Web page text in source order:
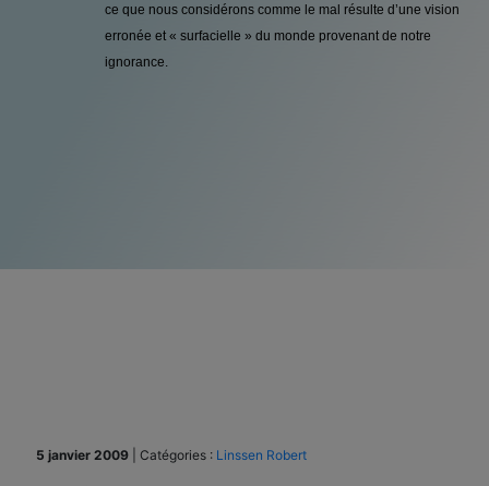
ce que nous considérons comme le mal résulte d’une vision
erronée et « surfacielle » du monde provenant de notre
ignorance.
5 janvier 2009 Catégories : Linssen Robert